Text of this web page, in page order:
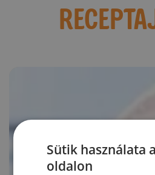
Sütik használata
oldalon